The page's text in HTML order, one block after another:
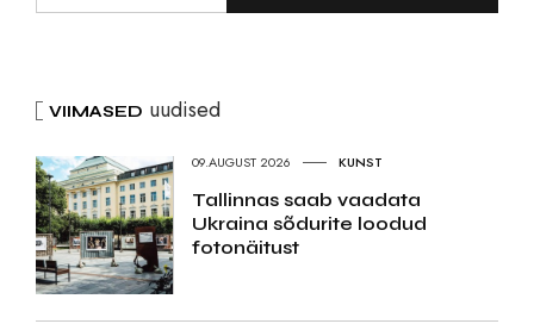
VIIMASED uudised
09.AUGUST 2026 KUNST
Tallinnas saab vaadata
Ukraina sõdurite loodud
fotonäitust